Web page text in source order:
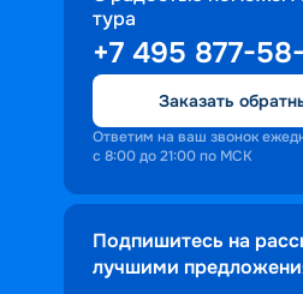
доброжелательность и
персонала корабля в
Ступая на борт
попадают в совершенно
где властвует тяга к
открытиям.
тура
+7 495 877-
Заказать
Ответим на ваш звонок
с 8:00 до 21:00 по МСК
Подпишитесь на
лучшими